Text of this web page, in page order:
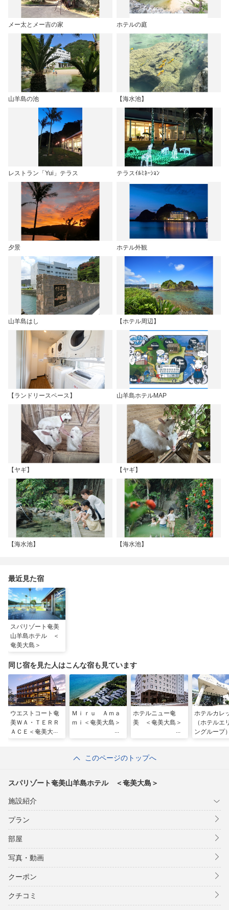
メー太とメー吉の家 ホテルの庭
山羊島の池 【海水池】
レストラン「Yui」テラス テラスｲﾙﾐﾈｰｼｮﾝ
夕景 ホテル外観
山羊島はし 【ホテル周辺】
【ランドリースペース】 山羊島ホテルMAP
【ヤギ】 【ヤギ】
【海水池】 【海水池】
最近見た宿
スパリゾート奄美
山羊島ホテル ＜
奄美大島＞
同じ宿を見た人はこんな宿も見ています
ウエストコート奄
美ＷＡ・ＴＥＲＲ
ＡＣＥ＜奄美大島
Ｍｉｒｕ Ａｍａ
ｍｉ＜奄美大島＞
ホテルニュー奄
美 ＜奄美大島＞
ホテルカレ
（ホテルエ
ングループ
このページのトップへ
スパリゾート奄美山羊島ホテル ＜奄美大島＞
施設紹介
プラン
部屋
写真・動画
クーポン
クチコミ